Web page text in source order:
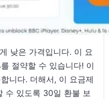
낮은 가격입니다. 이 요
절약할 수 있습니다! 이
니다. 더해서, 이 요금제
수 있도록 30일 환불 보